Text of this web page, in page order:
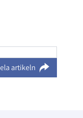
artikeln